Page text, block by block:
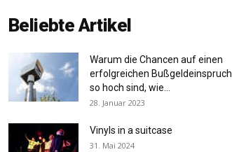
Beliebte Artikel
Warum die Chancen auf einen
erfolgreichen Bußgeldeinspruch
so hoch sind, wie...
28. Januar 2023
Vinyls in a suitcase
31. Mai 2024